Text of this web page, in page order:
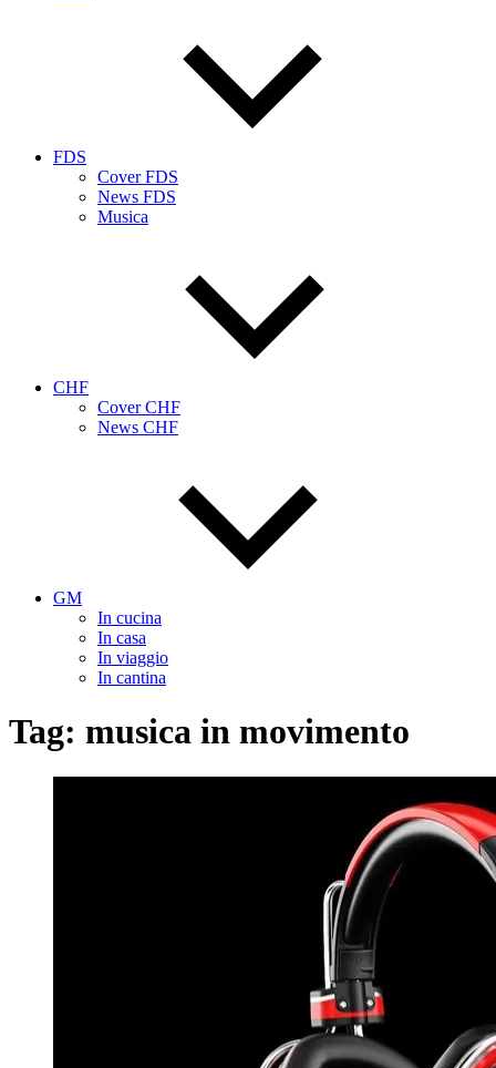
FDS
Cover FDS
News FDS
Musica
CHF
Cover CHF
News CHF
GM
In cucina
In casa
In viaggio
In cantina
Tag: musica in movimento